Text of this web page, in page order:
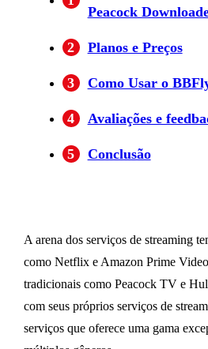
Peacock
2 Planos e Preços
3 Como Usar o
4 Avaliações e
5 Conclusão
A arena dos serviços de streaming
como Netflix e Amazon Prime
tradicionais como Peacock TV e
com seus próprios serviços de
serviços que oferece uma gama